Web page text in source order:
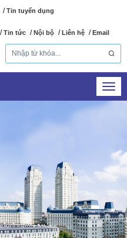
Tin tuyển dụng
Tin tức Nội bộ Liên hệ Email